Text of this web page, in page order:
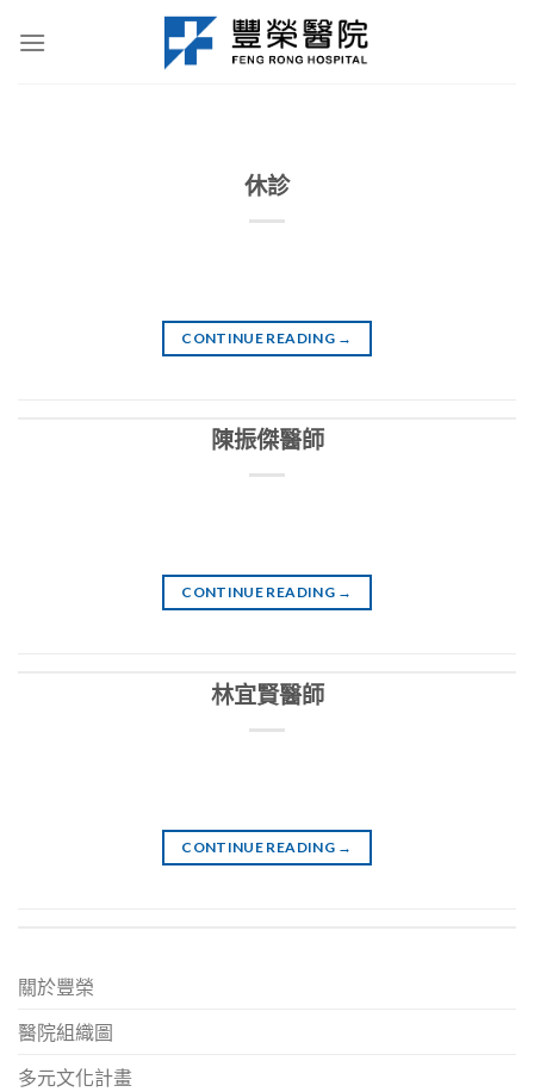
關於豐榮
醫院組織圖
多元文化計畫
休診
CONTINUE READING →
陳振傑醫師
CONTINUE READING →
林宜賢醫師
CONTINUE READING →